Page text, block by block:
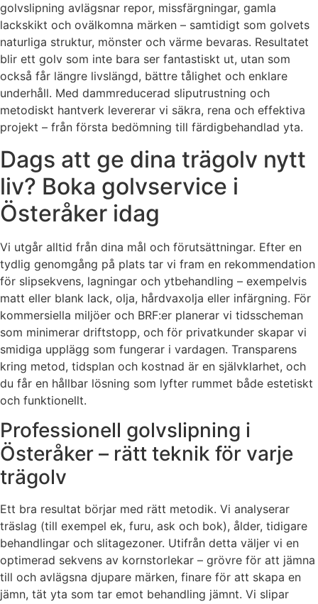
golvslipning avlägsnar repor, missfärgningar, gamla
lackskikt och ovälkomna märken – samtidigt som golvets
naturliga struktur, mönster och värme bevaras. Resultatet
blir ett golv som inte bara ser fantastiskt ut, utan som
också får längre livslängd, bättre tålighet och enklare
underhåll. Med dammreducerad sliputrustning och
metodiskt hantverk levererar vi säkra, rena och effektiva
projekt – från första bedömning till färdigbehandlad yta.
Dags att ge dina trägolv nytt
liv? Boka golvservice i
Österåker idag
Vi utgår alltid från dina mål och förutsättningar. Efter en
tydlig genomgång på plats tar vi fram en rekommendation
för slipsekvens, lagningar och ytbehandling – exempelvis
matt eller blank lack, olja, hårdvaxolja eller infärgning. För
kommersiella miljöer och BRF:er planerar vi tidsscheman
som minimerar driftstopp, och för privatkunder skapar vi
smidiga upplägg som fungerar i vardagen. Transparens
kring metod, tidsplan och kostnad är en självklarhet, och
du får en hållbar lösning som lyfter rummet både estetiskt
och funktionellt.
Professionell golvslipning i
Österåker – rätt teknik för varje
trägolv
Ett bra resultat börjar med rätt metodik. Vi analyserar
träslag (till exempel ek, furu, ask och bok), ålder, tidigare
behandlingar och slitagezoner. Utifrån detta väljer vi en
optimerad sekvens av kornstorlekar – grövre för att jämna
till och avlägsna djupare märken, finare för att skapa en
jämn, tät yta som tar emot behandling jämnt. Vi slipar